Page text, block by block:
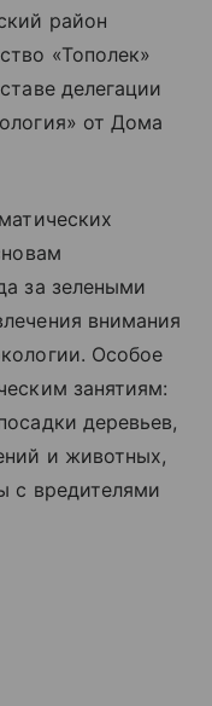
район
«Тополек»
делегации
от Дома
за зелеными
внимания
Особое
занятиям:
деревьев,
и животных,
с вредителями